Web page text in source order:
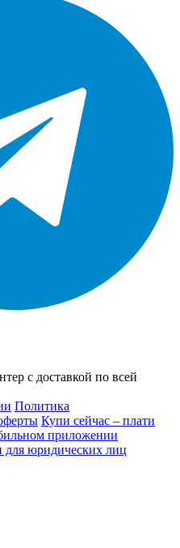
с доставкой по всей
Политика
Купи сейчас – плати
приложении
для юридических лиц